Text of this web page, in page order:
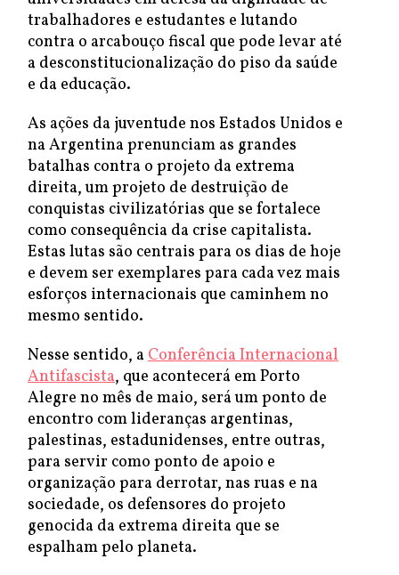
trabalhadores e estudantes e lutando
contra o arcabouço fiscal que pode levar até
a desconstitucionalização do piso da saúde
e da educação.
As ações da juventude nos Estados Unidos e
na Argentina prenunciam as grandes
batalhas contra o projeto da extrema
direita, um projeto de destruição de
conquistas civilizatórias que se fortalece
como consequência da crise capitalista.
Estas lutas são centrais para os dias de hoje
e devem ser exemplares para cada vez mais
esforços internacionais que caminhem no
mesmo sentido.
Nesse sentido, a Conferência Internacional
Antifascista, que acontecerá em Porto
Alegre no mês de maio, será um ponto de
encontro com lideranças argentinas,
palestinas, estadunidenses, entre outras,
para servir como ponto de apoio e
organização para derrotar, nas ruas e na
sociedade, os defensores do projeto
genocida da extrema direita que se
espalham pelo planeta.